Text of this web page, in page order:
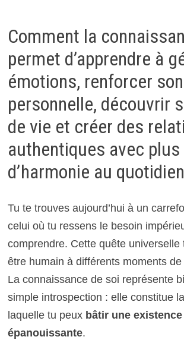
Comment la
permet d’apprendre à
émotions, renforcer
personnelle, découvrir
de vie et créer des
authentiques avec plus
d’harmonie au quotidien
Tu te trouves aujourd’hui à un
celui où tu ressens le besoin
comprendre. Cette quête universelle
être humain à différents moments
La connaissance de soi représente
simple introspection : elle constitue
laquelle tu peux bâtir une
épanouissante.